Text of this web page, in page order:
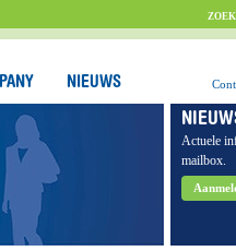
NIEUWS
Actuele
mailbox.